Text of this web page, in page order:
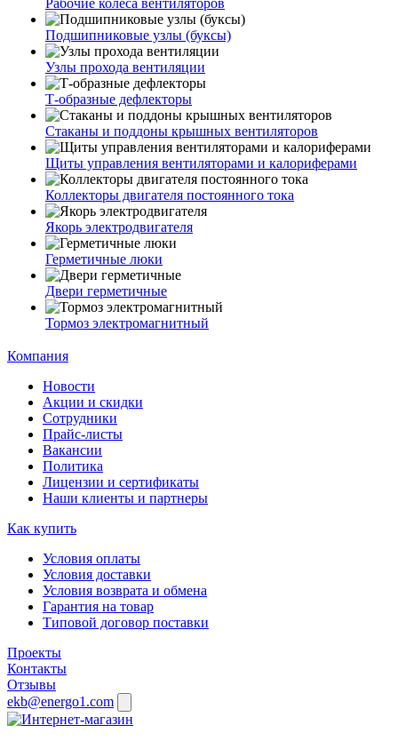
Рабочие колеса вентиляторов
Подшипниковые узлы (буксы)
Узлы прохода вентиляции
Т-образные дефлекторы
Стаканы и поддоны крышных вентиляторов
Щиты управления вентиляторами и калориферами
Коллекторы двигателя постоянного тока
Якорь электродвигателя
Герметичные люки
Двери герметичные
Тормоз электромагнитный
Компания
Новости
Акции и скидки
Сотрудники
Прайс-листы
Вакансии
Политика
Лицензии и сертификаты
Наши клиенты и партнеры
Как купить
Условия оплаты
Условия доставки
Условия возврата и обмена
Гарантия на товар
Типовой договор поставки
Проекты
Контакты
Отзывы
ekb@energo1.com